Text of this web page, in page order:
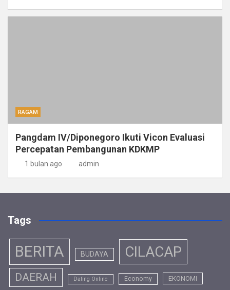
RAGAM
Pangdam IV/Diponegoro Ikuti Vicon Evaluasi
Percepatan Pembangunan KDKMP
1 bulan ago admin
Tags
BERITA BUDAYA CILACAP
DAERAH Dating Online Economy EKONOMI